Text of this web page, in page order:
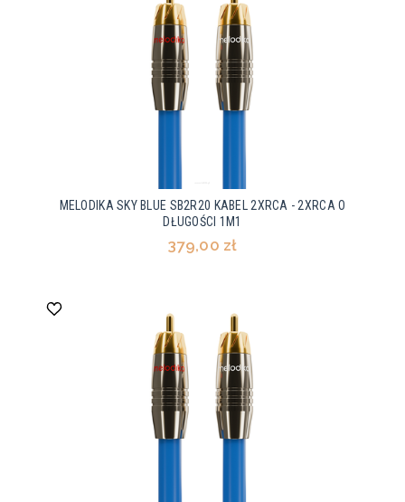
MELODIKA SKY BLUE SB2R20 KABEL 2XRCA - 2XRCA O
DŁUGOŚCI 1M1
379,00 zł